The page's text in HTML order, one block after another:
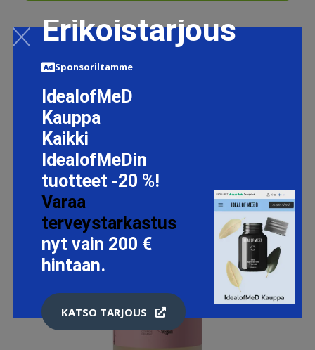
Erikoistarjous
Sponsoriltamme
IdealofMeD
Kauppa
Kaikki
IdealofMeDin
tuotteet -20 %!
Varaa
terveystarkastus
nyt vain 200 €
hintaan.
KATSO TARJOUS